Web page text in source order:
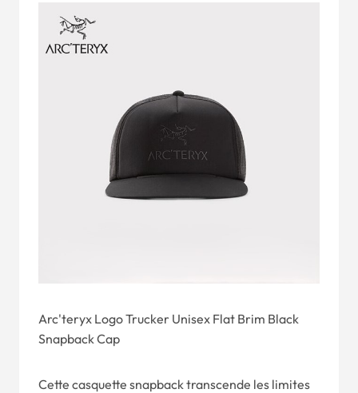
Arc'teryx Logo Trucker Unisex Flat Brim Black
Snapback Cap
Cette casquette snapback transcende les limites